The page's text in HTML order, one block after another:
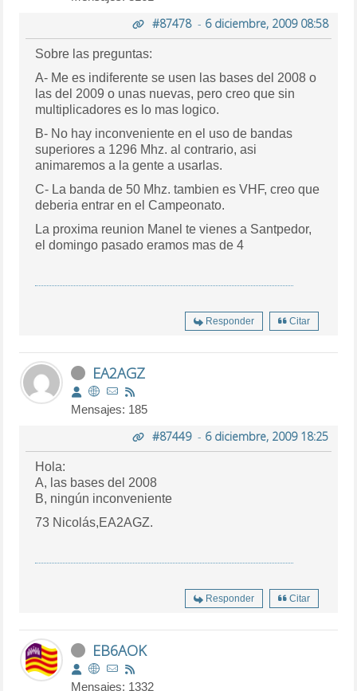
#87478- 6 diciembre, 2009 08:58
Sobre las preguntas:
A- Me es indiferente se usen las bases del 2008 o
las del 2009 o unas nuevas, pero creo que sin
multiplicadores es lo mas logico.
B- No hay inconveniente en el uso de bandas
superiores a 1296 Mhz. al contrario, asi
animaremos a la gente a usarlas.
C- La banda de 50 Mhz. tambien es VHF, creo que
deberia entrar en el Campeonato.
La proxima reunion Manel te vienes a Santpedor,
el domingo pasado eramos mas de 4
Responder Citar
EA2AGZ
Mensajes: 185
#87449- 6 diciembre, 2009 18:25
Hola:
A, las bases del 2008
B, ningún inconveniente
73 Nicolás,EA2AGZ.
Responder Citar
EB6AOK
Mensajes: 1332